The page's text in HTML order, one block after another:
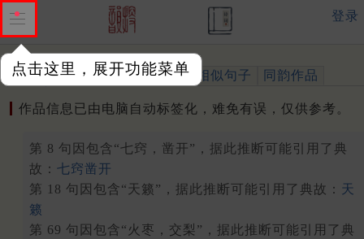
点击这里，展开功能菜单
登录
作品 标注四声 出处、引用 相似句子 同韵作品
作品信息已由电脑自动标签化，难免有误，仅供参考。
第 8 句因包含“七窍，凿开”，据此推断可能引用了典
故： 七窍凿开
第 18 句因包含“天籁”，据此推断可能引用了典故： 天
籁
第 69 句因包含“火枣，交梨”，据此推断可能引用了典